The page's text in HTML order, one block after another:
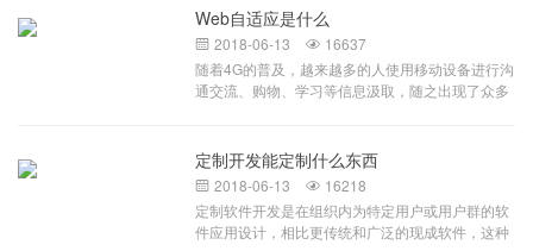
绝虚假国五车辆入内。系统内置与环保、公安部门
信息接口，确保车辆信息的准确性与唯一性。企业
现有的台账信息还停留在人工统计阶段，耗时耗
力，大大影响了车辆出入场的效率，而且数据准确
套符合环保申报标准的门禁电子台账系统是申报引
领性企业的必要条件。重点企业门禁系统以重污染
天气应急移动源预案为基础，以重污染天气下进出
减排企业大型货运车辆为管控目标设计，系统提供
可扩展接口，集成接口，实现和各级环保部门、重
被逐渐模糊。虽然技术已经焕然一新，但很多开发
人员并不是专业的信息架构师，可能还在使用传统
的、平凡的UI设计风格。富应用已成定局，过去难
以实现的效果在今天看来已如此简单。本文旨在通
过借鉴Web界面设计经验，来探寻系统UI设计的最
系统UI本身就能引导用户选择正确的道路。尽力隐
藏系统复杂度 简约风格的UI更易于用户使用。提示
处理过的信息 不要反馈那些用户无法理解的专业术
语，这样做不仅会使用户反感，而且会暴露某些敏
Web自适应是什么
 2018-06-13  16637
随着4G的普及，越来越多的人使用移动设备进行沟
通交流、购物、学习等信息汲取，随之出现了众多
面临着一个大难题，即如何能在不同大小的设备上
呈现同样的网页？很显然，如果要兼顾各种不同的
设备尺寸，像以前根据每个不同尺寸进行固定排版
肯定行不通。原本针对不同设备设计不同网页的方
式，不但要花费大量时间、精力进行重复劳动，且
定制开发能定制什么东西
 2018-06-13  16218
定制软件开发是在组织内为特定用户或用户群的软
件应用设计，相比更传统和广泛的现成软件，这种